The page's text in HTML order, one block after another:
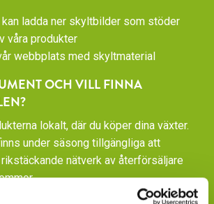
ladda ner skyltbilder som stöder
våra produkter
webbplats med skyltmaterial
OCH VILL FINNA
lokalt, där du köper dina växter.
under säsong tillgängliga att
nätverk av återförsäljare